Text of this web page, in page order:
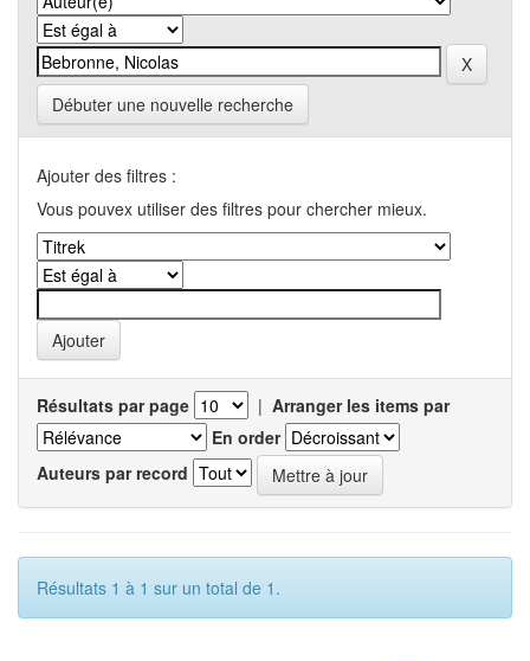
Débuter une nouvelle recherche
Ajouter des filtres :
Vous pouvex utiliser des filtres pour chercher mieux.
Résultats par page | Arranger les items par
En order
Auteurs par record
Résultats 1 à 1 sur un total de 1.